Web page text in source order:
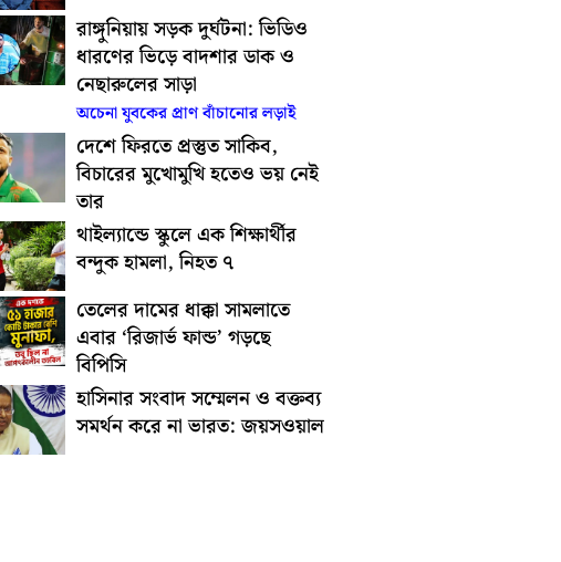
রাঙ্গুনিয়ায় সড়ক দুর্ঘটনা: ভিডিও
ধারণের ভিড়ে বাদশার ডাক ও
নেছারুলের সাড়া
অচেনা যুবকের প্রাণ বাঁচানোর লড়াই
দেশে ফিরতে প্রস্তুত সাকিব,
বিচারের মুখোমুখি হতেও ভয় নেই
তার
থাইল্যান্ডে স্কুলে এক শিক্ষার্থীর
বন্দুক হামলা, নিহত ৭
তেলের দামের ধাক্কা সামলাতে
এবার ‘রিজার্ভ ফান্ড’ গড়ছে
বিপিসি
হাসিনার সংবাদ সম্মেলন ও বক্তব্য
সমর্থন করে না ভারত: জয়সওয়াল